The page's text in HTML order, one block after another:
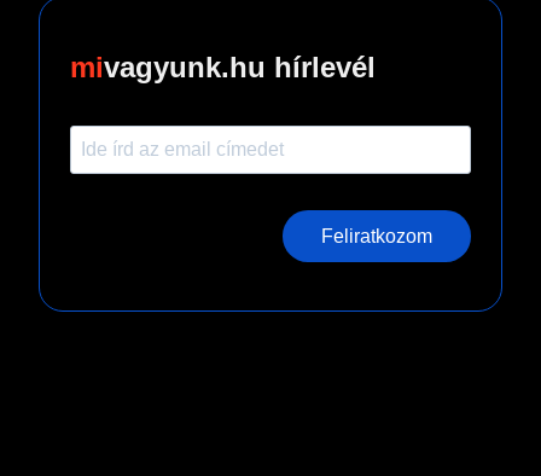
vagyunk.hu hírlevél
Feliratkozom